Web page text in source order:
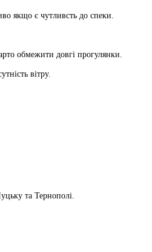
якщо є чутливсть до спеки.
обмежити довгі прогулянки.
вітру.
та Тернополі.